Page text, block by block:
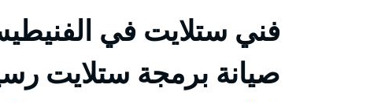
صيانة برمجة ستلايت